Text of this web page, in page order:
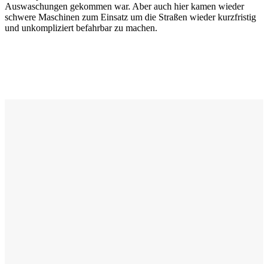
Auswaschungen gekommen war. Aber auch hier kamen wieder
schwere Maschinen zum Einsatz um die Straßen wieder kurzfristig
und unkompliziert befahrbar zu machen.